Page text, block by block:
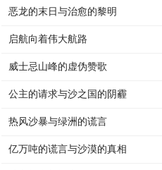
恶龙的末日与治愈的黎明
启航向着伟大航路
威士忌山峰的虚伪赞歌
公主的请求与沙之国的阴霾
热风沙暴与绿洲的谎言
亿万吨的谎言与沙漠的真相